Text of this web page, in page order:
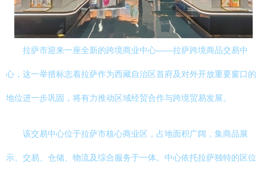
拉萨市迎来一座全新的跨境商业中心——拉萨跨境商品交易中
心，这一举措标志着拉萨作为西藏自治区首府及对外开放重要窗口的
地位进一步巩固，将有力推动区域经贸合作与跨境贸易发展。
该交易中心位于拉萨市核心商业区，占地面积广阔，集商品展
示、交易、仓储、物流及综合服务于一体。中心依托拉萨独特的区位